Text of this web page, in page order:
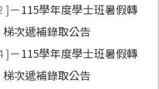
]－115學年度學士班暑假轉
次遞補錄取公告
]－115學年度學士班暑假轉
次遞補錄取公告